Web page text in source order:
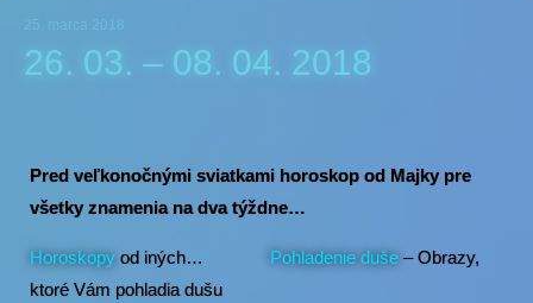
25. marca 2018
26. 03. – 08. 04. 2018
Pred veľkonočnými sviatkami horoskop od Majky pre
všetky znamenia na dva týždne…
Horoskopy od iných… Pohladenie duše – Obrazy,
ktoré Vám pohladia dušu